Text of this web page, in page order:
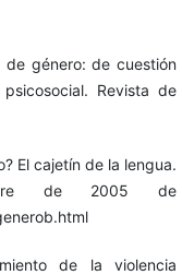
de género: de cuestión
Revista de
El cajetín de la lengua.
de 2005 de
de la violencia